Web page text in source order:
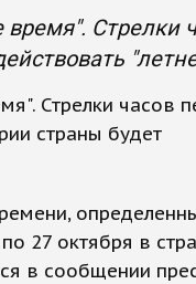
Стрелки
Стрелки часов
страны будет
27 октября в
в сообщении